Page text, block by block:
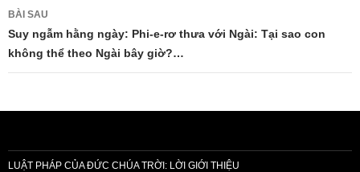
viết
BÀI SAU
Suy ngẫm hằng ngày: Phi-e-rơ thưa với Ngài: Tại sao con
không thể theo Ngài bây giờ?…
LUẬT PHÁP CỦA ĐỨC CHÚA TRỜI: LỜI GIỚI THIỆU